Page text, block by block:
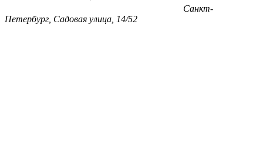
Санкт-
Петербург, Садовая улица, 14/52